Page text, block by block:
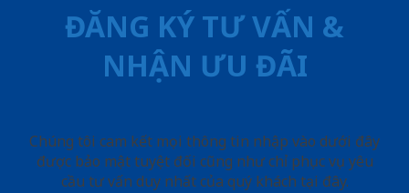
ĐĂNG KÝ TƯ VẤN &
NHẬN ƯU ĐÃI
Chúng tôi cam kết mọi thông tin nhập vào dưới đây
được bảo mật tuyệt đối cũng như chỉ phục vụ yêu
cầu tư vấn duy nhất của quý khách tại đây.